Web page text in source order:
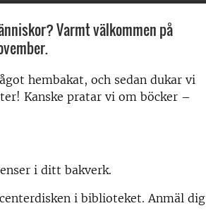
Varmt välkommen på
hembakat, och sedan dukar vi
Kanske pratar vi om böcker –
i ditt bakverk.
i biblioteket. Anmäl dig